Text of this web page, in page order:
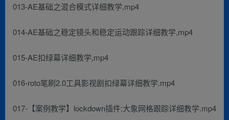
013-AE基础之混合模式详细教学,mp4
014-AE基础之稳定镜头和稳定运动跟踪详细教学,mp4
015-AE扣绿幕详细教学,mp4
016-roto笔刷2.0工具影视剧扣绿幕详细教学.mp4
017-【案例教学】lockdown插件:大象网格跟踪详细教学.mp4